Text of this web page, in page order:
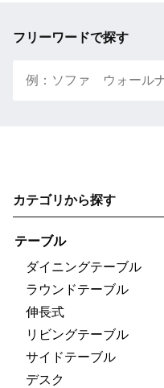
フリーワードで探す
カテゴリから探す
テーブル
ダイニングテーブル
ラウンドテーブル
伸長式
リビングテーブル
サイドテーブル
デスク